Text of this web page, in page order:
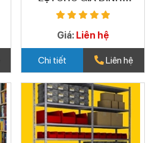
KK05
Giá: Liên hệ
Chi tiết Liên hệ